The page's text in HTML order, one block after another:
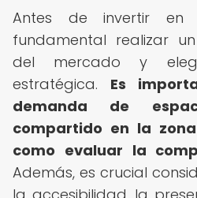
Antes de invertir en
fundamental realizar
del mercado y
estratégica. Es
demanda de
compartido en la
como evaluar la
Además, es crucial